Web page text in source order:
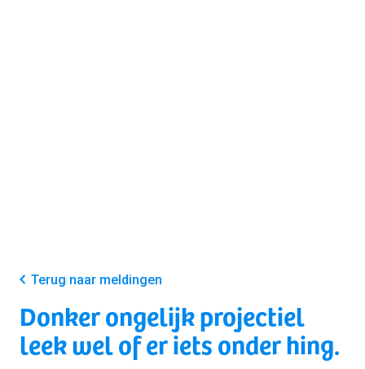
Terug naar meldingen
Donker ongelijk projectiel
leek wel of er iets onder hing.